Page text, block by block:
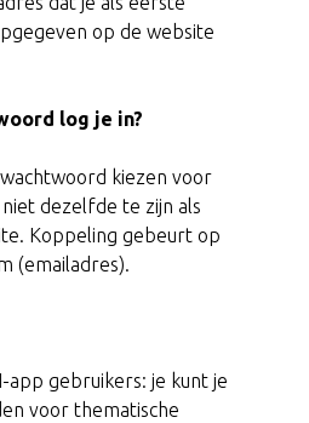
op de website
log je in?
kiezen voor
dezelfde te zijn als
Koppeling gebeurt op
(emailadres).
app gebruikers: je kunt je
voor thematische